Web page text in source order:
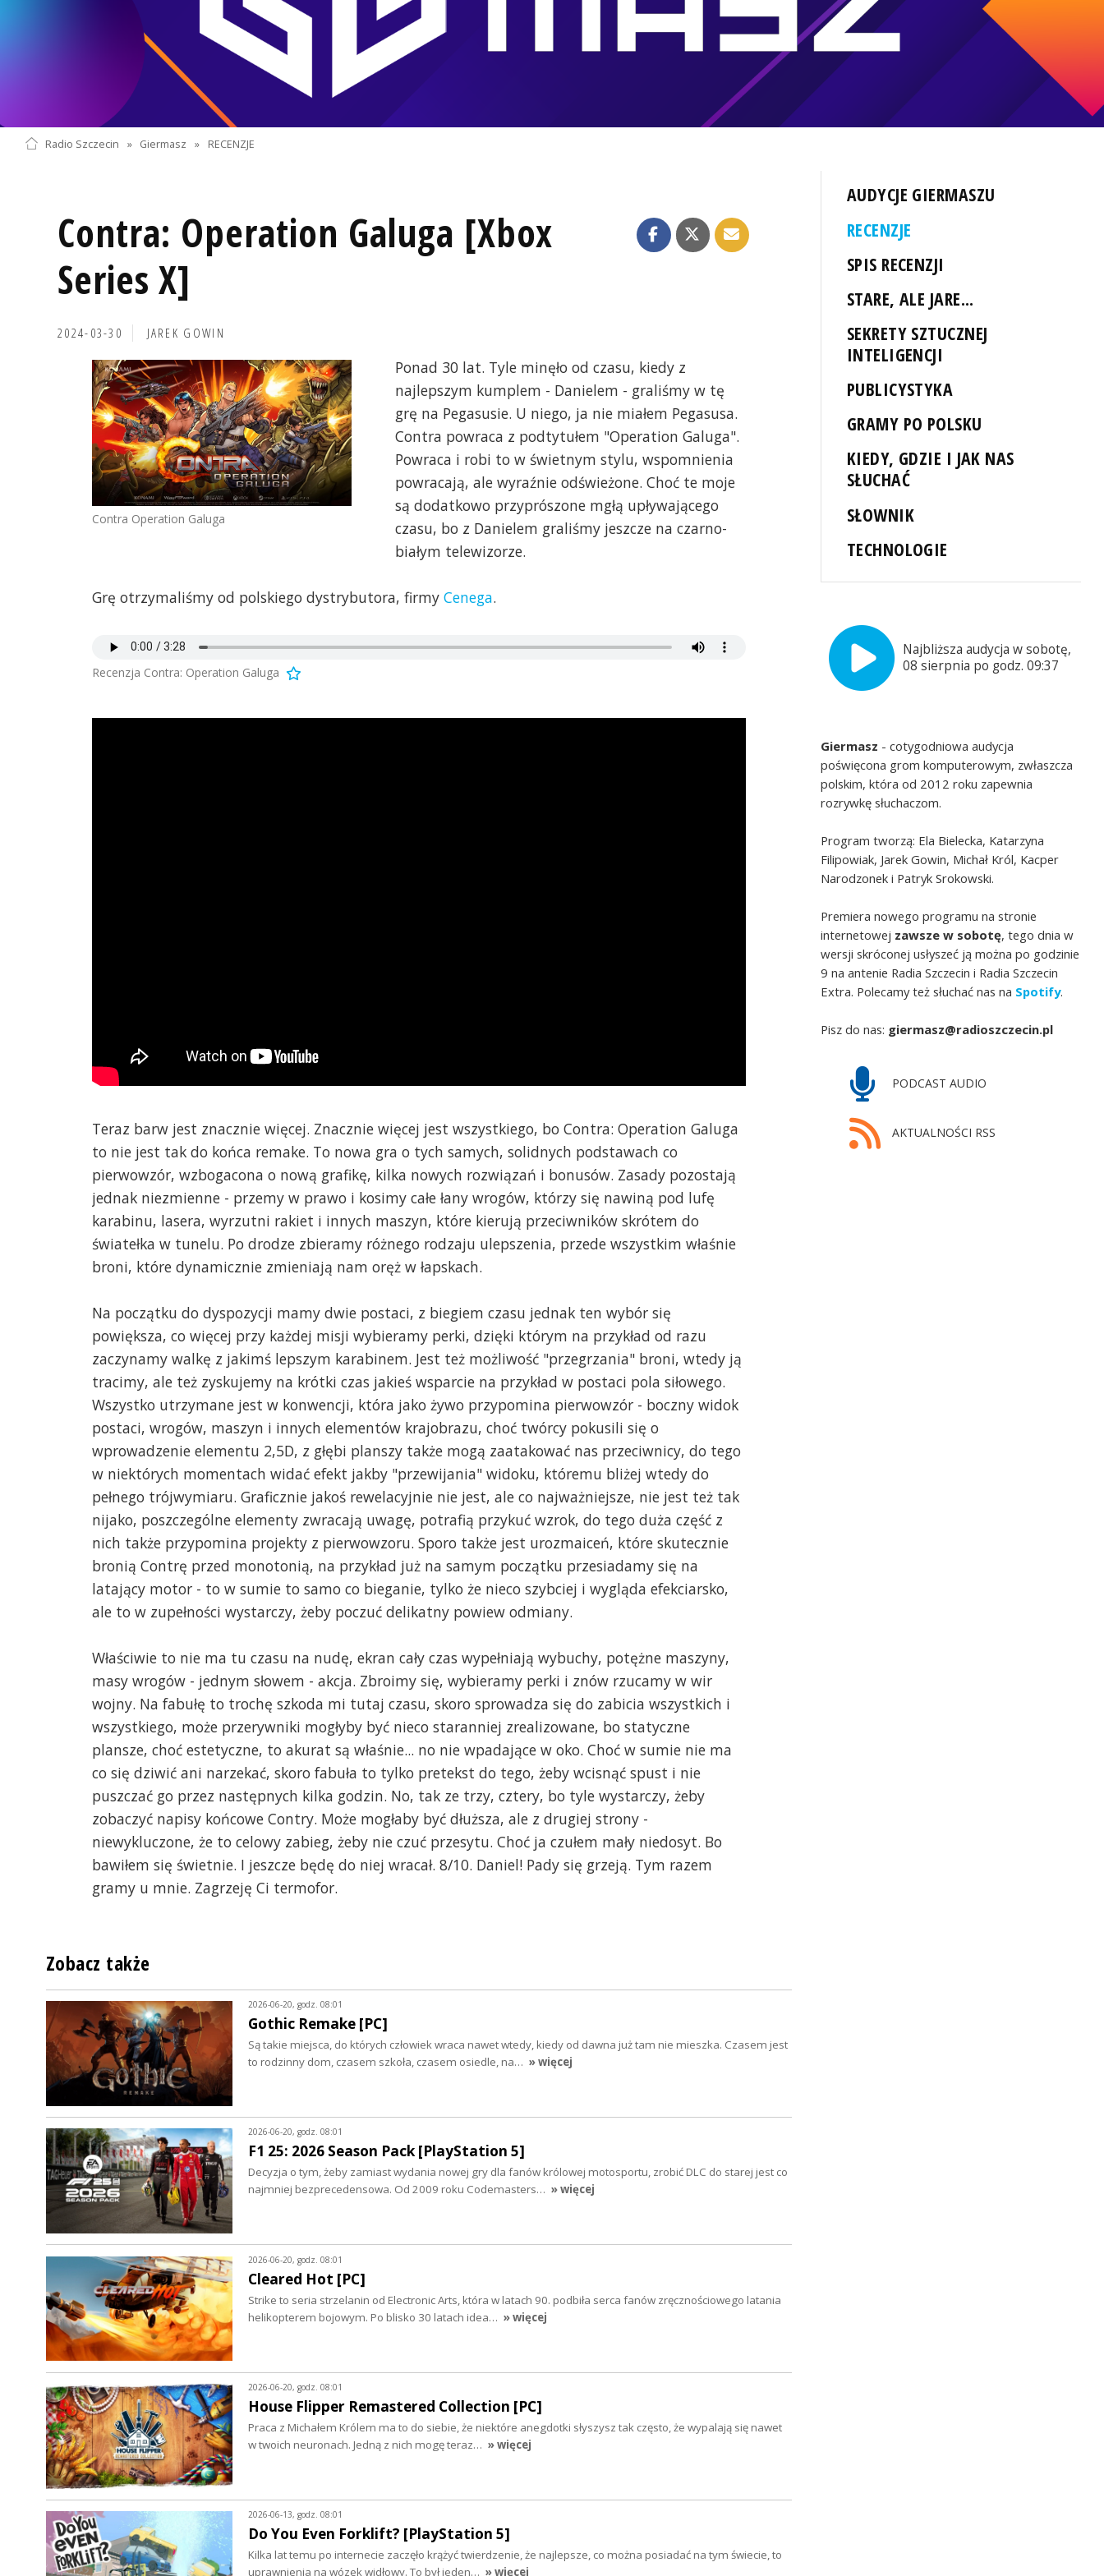
Radio Szczecin » Giermasz » RECENZJE
Contra: Operation Galuga [Xbox
Series X]
2024-03-30 JAREK GOWIN
Contra Operation Galuga
Ponad 30 lat. Tyle minęło od czasu, kiedy z
najlepszym kumplem - Danielem - graliśmy w tę
grę na Pegasusie. U niego, ja nie miałem Pegasusa.
Contra powraca z podtytułem "Operation Galuga".
Powraca i robi to w świetnym stylu, wspomnienia
powracają, ale wyraźnie odświeżone. Choć te moje
są dodatkowo przyprószone mgłą upływającego
czasu, bo z Danielem graliśmy jeszcze na czarno-
białym telewizorze.
Grę otrzymaliśmy od polskiego dystrybutora, firmy Cenega.
Recenzja Contra: Operation Galuga
Teraz barw jest znacznie więcej. Znacznie więcej jest wszystkiego, bo Contra: Operation Galuga
to nie jest tak do końca remake. To nowa gra o tych samych, solidnych podstawach co
pierwowzór, wzbogacona o nową grafikę, kilka nowych rozwiązań i bonusów. Zasady pozostają
jednak niezmienne - przemy w prawo i kosimy całe łany wrogów, którzy się nawiną pod lufę
karabinu, lasera, wyrzutni rakiet i innych maszyn, które kierują przeciwników skrótem do
światełka w tunelu. Po drodze zbieramy różnego rodzaju ulepszenia, przede wszystkim właśnie
broni, które dynamicznie zmieniają nam oręż w łapskach.
Na początku do dyspozycji mamy dwie postaci, z biegiem czasu jednak ten wybór się
powiększa, co więcej przy każdej misji wybieramy perki, dzięki którym na przykład od razu
zaczynamy walkę z jakimś lepszym karabinem. Jest też możliwość "przegrzania" broni, wtedy ją
tracimy, ale też zyskujemy na krótki czas jakieś wsparcie na przykład w postaci pola siłowego.
Wszystko utrzymane jest w konwencji, która jako żywo przypomina pierwowzór - boczny widok
postaci, wrogów, maszyn i innych elementów krajobrazu, choć twórcy pokusili się o
wprowadzenie elementu 2,5D, z głębi planszy także mogą zaatakować nas przeciwnicy, do tego
w niektórych momentach widać efekt jakby "przewijania" widoku, któremu bliżej wtedy do
pełnego trójwymiaru. Graficznie jakoś rewelacyjnie nie jest, ale co najważniejsze, nie jest też tak
nijako, poszczególne elementy zwracają uwagę, potrafią przykuć wzrok, do tego duża część z
nich także przypomina projekty z pierwowzoru. Sporo także jest urozmaiceń, które skutecznie
bronią Contrę przed monotonią, na przykład już na samym początku przesiadamy się na
latający motor - to w sumie to samo co bieganie, tylko że nieco szybciej i wygląda efekciarsko,
ale to w zupełności wystarczy, żeby poczuć delikatny powiew odmiany.
Właściwie to nie ma tu czasu na nudę, ekran cały czas wypełniają wybuchy, potężne maszyny,
masy wrogów - jednym słowem - akcja. Zbroimy się, wybieramy perki i znów rzucamy w wir
wojny. Na fabułę to trochę szkoda mi tutaj czasu, skoro sprowadza się do zabicia wszystkich i
wszystkiego, może przerywniki mogłyby być nieco staranniej zrealizowane, bo statyczne
plansze, choć estetyczne, to akurat są właśnie... no nie wpadające w oko. Choć w sumie nie ma
co się dziwić ani narzekać, skoro fabuła to tylko pretekst do tego, żeby wcisnąć spust i nie
puszczać go przez następnych kilka godzin. No, tak ze trzy, cztery, bo tyle wystarczy, żeby
zobaczyć napisy końcowe Contry. Może mogłaby być dłuższa, ale z drugiej strony -
niewykluczone, że to celowy zabieg, żeby nie czuć przesytu. Choć ja czułem mały niedosyt. Bo
bawiłem się świetnie. I jeszcze będę do niej wracał. 8/10. Daniel! Pady się grzeją. Tym razem
gramy u mnie. Zagrzeję Ci termofor.
AUDYCJE GIERMASZU
RECENZJE
SPIS RECENZJI
STARE, ALE JARE...
SEKRETY SZTUCZNEJ
INTELIGENCJI
PUBLICYSTYKA
GRAMY PO POLSKU
KIEDY, GDZIE I JAK NAS
SŁUCHAĆ
SŁOWNIK
TECHNOLOGIE
Najbliższa audycja w sobotę,
08 sierpnia po godz. 09:37
Giermasz - cotygodniowa audycja
poświęcona grom komputerowym, zwłaszcza
polskim, która od 2012 roku zapewnia
rozrywkę słuchaczom.
Program tworzą: Ela Bielecka, Katarzyna
Filipowiak, Jarek Gowin, Michał Król, Kacper
Narodzonek i Patryk Srokowski.
Premiera nowego programu na stronie
internetowej zawsze w sobotę, tego dnia w
wersji skróconej usłyszeć ją można po godzinie
9 na antenie Radia Szczecin i Radia Szczecin
Extra. Polecamy też słuchać nas na Spotify.
Pisz do nas: giermasz@radioszczecin.pl
PODCAST AUDIO
AKTUALNOŚCI RSS
Zobacz także
2026-06-20, godz. 08:01
Gothic Remake [PC]
Są takie miejsca, do których człowiek wraca nawet wtedy, kiedy od dawna już tam nie mieszka. Czasem jest
to rodzinny dom, czasem szkoła, czasem osiedle, na… » więcej
2026-06-20, godz. 08:01
F1 25: 2026 Season Pack [PlayStation 5]
Decyzja o tym, żeby zamiast wydania nowej gry dla fanów królowej motosportu, zrobić DLC do starej jest co
najmniej bezprecedensowa. Od 2009 roku Codemasters… » więcej
2026-06-20, godz. 08:01
Cleared Hot [PC]
Strike to seria strzelanin od Electronic Arts, która w latach 90. podbiła serca fanów zręcznościowego latania
helikopterem bojowym. Po blisko 30 latach idea… » więcej
2026-06-20, godz. 08:01
House Flipper Remastered Collection [PC]
Praca z Michałem Królem ma to do siebie, że niektóre anegdotki słyszysz tak często, że wypalają się nawet
w twoich neuronach. Jedną z nich mogę teraz… » więcej
2026-06-13, godz. 08:01
Do You Even Forklift? [PlayStation 5]
Kilka lat temu po internecie zaczęło krążyć twierdzenie, że najlepsze, co można posiadać na tym świecie, to
uprawnienia na wózek widłowy. To był jeden… » więcej